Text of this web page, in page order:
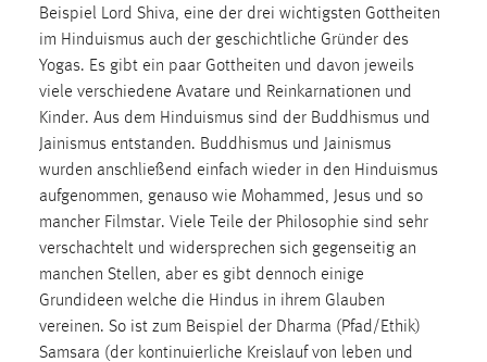
Beispiel Lord Shiva, eine der drei wichtigsten Gottheiten
im Hinduismus auch der geschichtliche Gründer des
Yogas. Es gibt ein paar Gottheiten und davon jeweils
viele verschiedene Avatare und Reinkarnationen und
Kinder. Aus dem Hinduismus sind der Buddhismus und
Jainismus entstanden. Buddhismus und Jainismus
wurden anschließend einfach wieder in den Hinduismus
aufgenommen, genauso wie Mohammed, Jesus und so
mancher Filmstar. Viele Teile der Philosophie sind sehr
verschachtelt und widersprechen sich gegenseitig an
manchen Stellen, aber es gibt dennoch einige
Grundideen welche die Hindus in ihrem Glauben
vereinen. So ist zum Beispiel der Dharma (Pfad/Ethik)
Samsara (der kontinuierliche Kreislauf von leben und